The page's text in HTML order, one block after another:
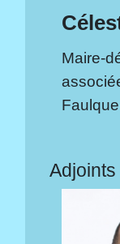
Maire-
Adjoints